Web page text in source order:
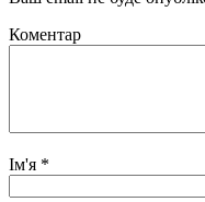
Коментар
Ім'я *